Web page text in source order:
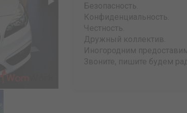
Безопасность.
Конфиденциальность.
Честность.
Дружный коллектив.
Иногородним
Звоните, пишите будем